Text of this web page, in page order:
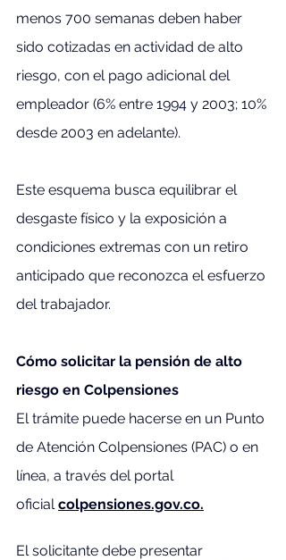
menos 700 semanas deben haber
sido cotizadas en actividad de alto
riesgo, con el pago adicional del
empleador (6% entre 1994 y 2003; 10%
desde 2003 en adelante).
Este esquema busca equilibrar el
desgaste físico y la exposición a
condiciones extremas con un retiro
anticipado que reconozca el esfuerzo
del trabajador.
Cómo solicitar la pensión de alto
riesgo en Colpensiones
El trámite puede hacerse en un Punto
de Atención Colpensiones (PAC) o en
línea, a través del portal
oficial colpensiones.gov.co.
El solicitante debe presentar